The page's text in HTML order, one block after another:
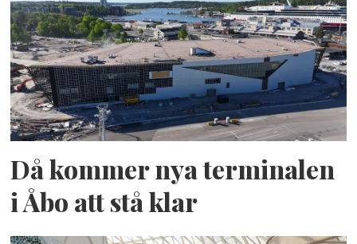
Då kommer nya terminalen
i Åbo att stå klar